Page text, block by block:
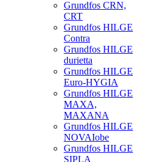
Grundfos CRN,
CRT
Grundfos HILGE
Contra
Grundfos HILGE
durietta
Grundfos HILGE
Euro-HYGIA
Grundfos HILGE
MAXA,
MAXANA
Grundfos HILGE
NOVAIobe
Grundfos HILGE
SIPLA